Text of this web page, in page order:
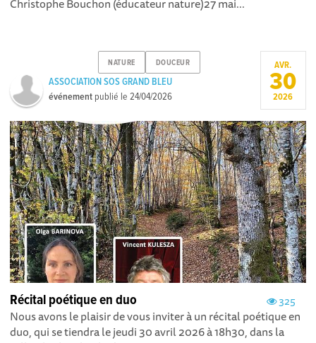
Christophe Bouchon (éducateur nature) 27 mai...
NATURE DOUCEUR
ASSOCIATION SOS GRAND BLEU
événement publié le24/04/2026
AVR.
30
2026
325
Récital poétique en duo
Nous avons le plaisir de vous inviter à un récital poétique en
duo, qui se tiendra le jeudi 30 avril 2026 à 18h30, dans la